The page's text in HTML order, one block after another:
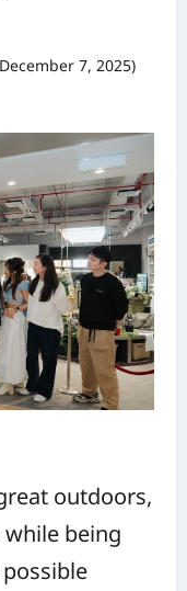
7, 2025)
outdoors,
being